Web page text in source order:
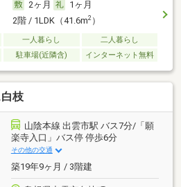
2ヶ月
1ヶ月
2階 / 1LDK（41.6m2）
一人暮らし
二人暮らし
駐車場(近隣含) インターネット無料
枝
山陰本線 出雲市駅 バス7分/「願
楽寺入口」バス停 停歩6分
その他の交通
築19年9ヶ月 / 3階建